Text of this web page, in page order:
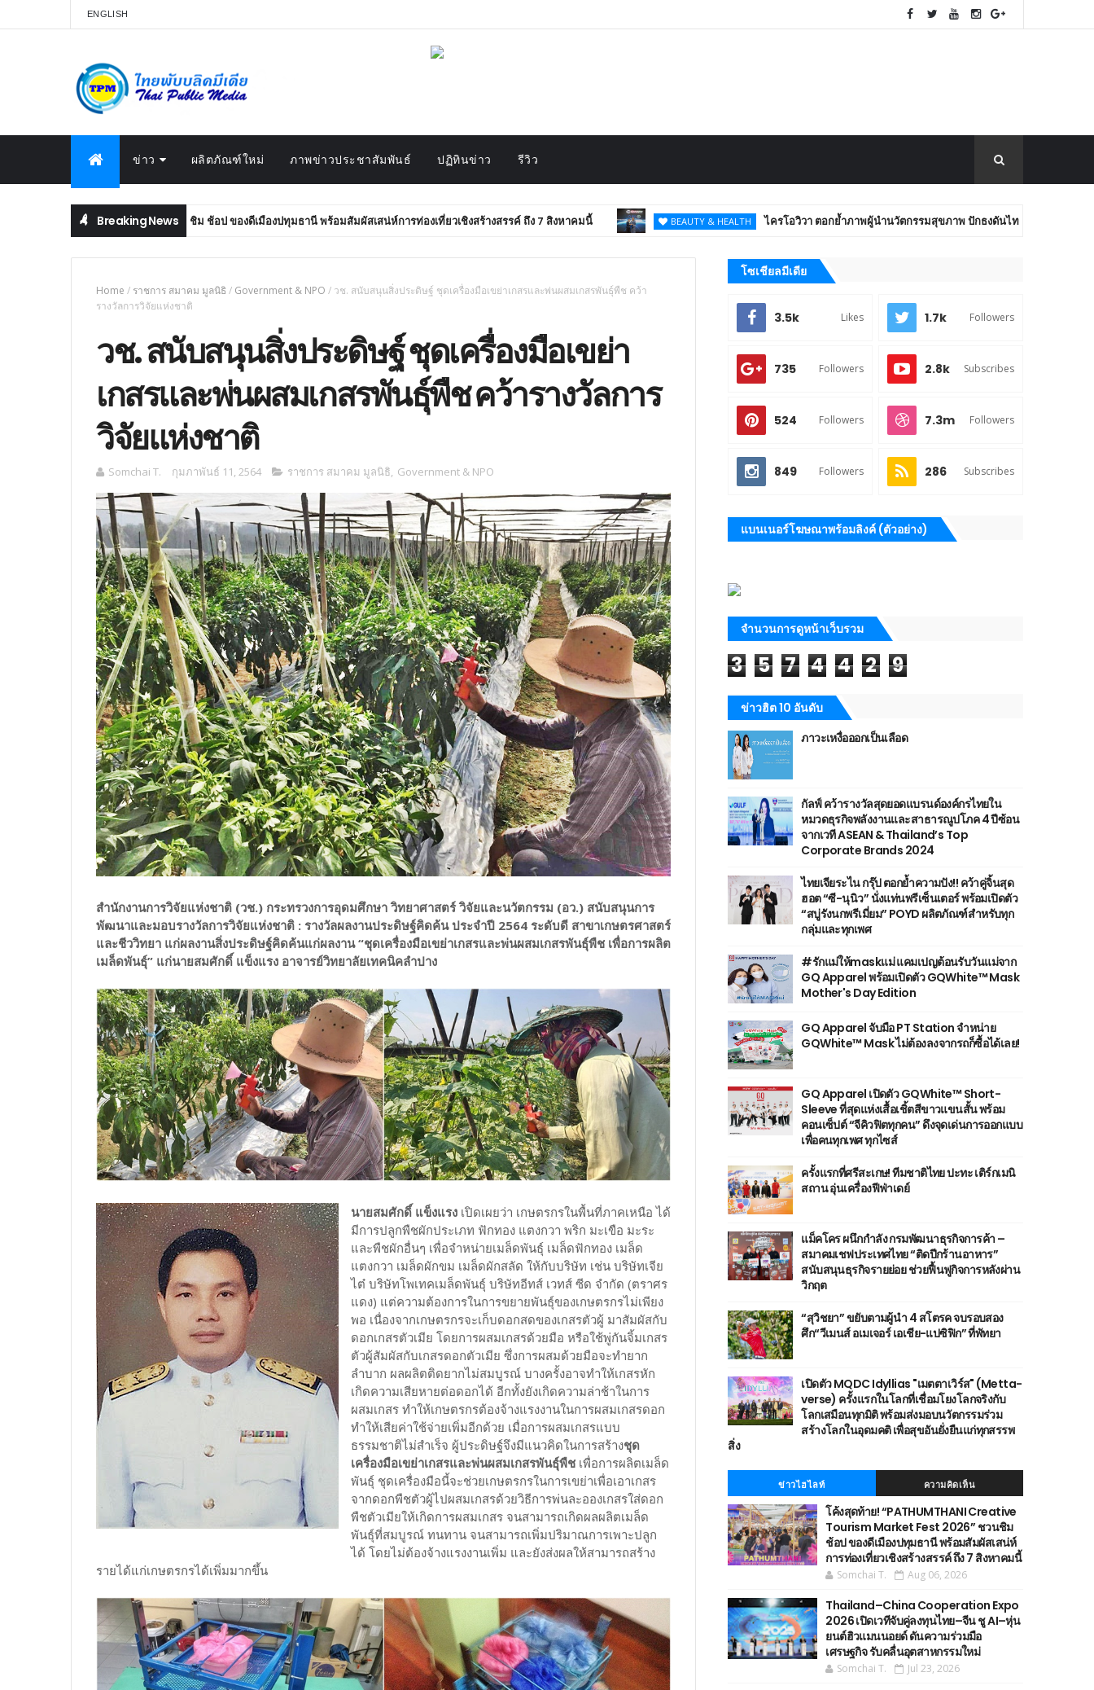
ENGLISH
ข่าว ผลิตภัณฑ์ใหม่ ภาพข่าวประชาสัมพันธ์ ปฏิทินข่าว รีวิว
Breaking News
Fest 2026” ชวนชิม ช้อป ของดีเมืองปทุมธานี พร้อมสัมผัสเสน่ห์การท่องเที่ยวเชิงสร้างสรรค์ ถึง 7 สิงหาคมนี้ BEAUTY & HEALTH ไครโอวิวา ตอกย้ำภาพผู้นำนวัตกรรมสุขภาพ ปักธงดันไทยสู่ “Global Wellness
Home / ราชการ สมาคม มูลนิธิ / Government & NPO / วช. สนับสนุนสิ่งประดิษฐ์ ชุดเครื่องมือเขย่าเกสรและพ่นผสมเกสรพันธุ์พืช คว้า
รางวัลการวิจัยแห่งชาติ
วช. สนับสนุนสิ่งประดิษฐ์ ชุดเครื่องมือเขย่า
เกสรและพ่นผสมเกสรพันธุ์พืช คว้ารางวัลการ
วิจัยแห่งชาติ
Somchai T. กุมภาพันธ์ 11, 2564 ราชการ สมาคม มูลนิธิ, Government & NPO
สำนักงานการวิจัยแห่งชาติ (วช.) กระทรวงการอุดมศึกษา วิทยาศาสตร์ วิจัยและนวัตกรรม (อว.) สนับสนุนการ
พัฒนาและมอบรางวัลการวิจัยแห่งชาติ : รางวัลผลงานประดิษฐ์คิดค้น ประจำปี 2564 ระดับดี สาขาเกษตรศาสตร์
และชีววิทยา แก่ผลงานสิ่งประดิษฐ์คิดค้นแก่ผลงาน “ชุดเครื่องมือเขย่าเกสรและพ่นผสมเกสรพันธุ์พืช เพื่อการผลิต
เมล็ดพันธุ์” แก่นายสมศักดิ์ แข็งแรง อาจารย์วิทยาลัยเทคนิคลำปาง
นายสมศักดิ์ แข็งแรง เปิดเผยว่า เกษตรกรในพื้นที่ภาคเหนือ ได้
มีการปลูกพืชผักประเภท ฟักทอง แตงกวา พริก มะเขือ มะระ
และพืชผักอื่นๆ เพื่อจำหน่ายเมล็ดพันธุ์ เมล็ดฟักทอง เมล็ด
แตงกวา เมล็ดผักขม เมล็ดผักสลัด ให้กับบริษัท เช่น บริษัทเจีย
ไต๋ บริษัทโพเทคเมล็ดพันธุ์ บริษัทอีทส์ เวทส์ ซีด จำกัด (ตราศร
แดง) แต่ความต้องการในการขยายพันธุ์ของเกษตรกรไม่เพียง
พอ เนื่องจากเกษตรกรจะเก็บดอกสดของเกสรตัวผู้ มาสัมผัสกับ
ดอกเกสรตัวเมีย โดยการผสมเกสรด้วยมือ หรือใช้พู่กันจิ้มเกสร
ตัวผู้สัมผัสกับเกสรดอกตัวเมีย ซึ่งการผสมด้วยมือจะทำยาก
ลำบาก ผลผลิตติดยากไม่สมบูรณ์ บางครั้งอาจทำให้เกสรหัก
เกิดความเสียหายต่อดอกได้ อีกทั้งยังเกิดความล่าช้าในการ
ผสมเกสร ทำให้เกษตรกรต้องจ้างแรงงานในการผสมเกสรดอก
ทำให้เสียค่าใช้จ่ายเพิ่มอีกด้วย เมื่อการผสมเกสรแบบ
ธรรมชาติไม่สำเร็จ ผู้ประดิษฐ์จึงมีแนวคิดในการสร้างชุด
เครื่องมือเขย่าเกสรและพ่นผสมเกสรพันธุ์พืช เพื่อการผลิตเมล็ด
พันธุ์ ชุดเครื่องมือนี้จะช่วยเกษตรกรในการเขย่าเพื่อเอาเกสร
จากดอกพืชตัวผู้ไปผสมเกสรด้วยวิธีการพ่นละอองเกสรใส่ดอก
พืชตัวเมียให้เกิดการผสมเกสร จนสามารถเกิดผลผลิตเมล็ด
พันธุ์ที่สมบูรณ์ ทนทาน จนสามารถเพิ่มปริมาณการเพาะปลูก
ได้ โดยไม่ต้องจ้างแรงงานเพิ่ม และยังส่งผลให้สามารถสร้าง
รายได้แก่เกษตรกรได้เพิ่มมากขึ้น
โซเชียลมีเดีย
3.5k Likes 1.7k Followers
735 Followers 2.8k Subscribes
524 Followers 7.3m Followers
849 Followers 286 Subscribes
แบนเนอร์โฆษณาพร้อมลิงค์ (ตัวอย่าง)
จำนวนการดูหน้าเว็บรวม
3 5 7 4 4 2 9
ข่าวฮิต 10 อันดับ
ภาวะเหงื่อออกเป็นเลือด
กัลฟ์ คว้ารางวัลสุดยอดแบรนด์องค์กรไทยใน
หมวดธุรกิจพลังงานและสาธารณูปโภค 4 ปีซ้อน
จากเวที ASEAN & Thailand’s Top
Corporate Brands 2024
ไทยเจียระไน กรุ๊ป ตอกย้ำความปัง!! คว้าคู่จิ้นสุด
ฮอต “ซี-นุนิว” นั่งแท่นพรีเซ็นเตอร์ พร้อมเปิดตัว
“สบู่รังนกพรีเมี่ยม” POYD ผลิตภัณฑ์สำหรับทุก
กลุ่มและทุกเพศ
#รักแม่ให้maskแม่ แคมเปญต้อนรับวันแม่จาก
GQ Apparel พร้อมเปิดตัว GQWhite™ Mask
Mother's Day Edition
GQ Apparel จับมือ PT Station จำหน่าย
GQWhite™ Mask ไม่ต้องลงจากรถก็ซื้อได้เลย!
GQ Apparel เปิดตัว GQWhite™ Short-
Sleeve ที่สุดแห่งเสื้อเชิ้ตสีขาวแขนสั้น พร้อม
คอนเซ็ปต์ “จีคิวฟิตทุกคน” ดึงจุดเด่นการออกแบบ
เพื่อคนทุกเพศ ทุกไซส์
ครั้งแรกที่ศรีสะเกษ! ทีมชาติไทย ปะทะ เติร์กเมนิ
สถาน อุ่นเครื่องฟีฟ่าเดย์
แม็คโคร ผนึกกำลัง กรมพัฒนาธุรกิจการค้า –
สมาคมเชฟประเทศไทย “ติดปีกร้านอาหาร”
สนับสนุนธุรกิจรายย่อย ช่วยฟื้นฟูกิจการหลังผ่าน
วิกฤต
“สุวิชยา” ขยับตามผู้นำ 4 สโตรค จบรอบสอง
ศึก“วีเมนส์ อเมเจอร์ เอเชีย-แปซิฟิก” ที่พัทยา
เปิดตัว MQDC Idyllias "เมตตาเวิร์ส" (Metta-
verse) ครั้งแรกในโลกที่เชื่อมโยงโลกจริงกับ
โลกเสมือนทุกมิติ พร้อมส่งมอบนวัตกรรมร่วม
สร้างโลกในอุดมคติ เพื่อสุขอันยั่งยืนแก่ทุกสรรพ
สิ่ง
ข่าวไฮไลท์ ความคิดเห็น
โค้งสุดท้าย! “PATHUMTHANI Creative
Tourism Market Fest 2026” ชวนชิม
ช้อป ของดีเมืองปทุมธานี พร้อมสัมผัสเสน่ห์
การท่องเที่ยวเชิงสร้างสรรค์ ถึง 7 สิงหาคมนี้
Somchai T. Aug 06, 2026
Thailand–China Cooperation Expo
2026 เปิดเวทีจับคู่ลงทุนไทย–จีน ชู AI–หุ่น
ยนต์ฮิวแมนนอยด์ ดันความร่วมมือ
เศรษฐกิจ รับคลื่นอุตสาหกรรมใหม่
Somchai T. Jul 23, 2026